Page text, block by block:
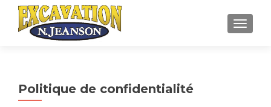
Politique de confidentialité